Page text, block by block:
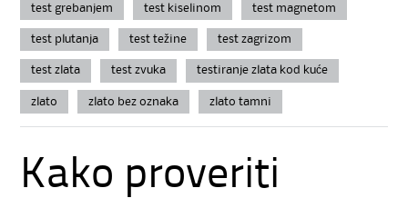
test grebanjem test kiselinom test magnetom
test plutanja test težine test zagrizom
test zlata test zvuka testiranje zlata kod kuće
zlato zlato bez oznaka zlato tamni
Kako proveriti